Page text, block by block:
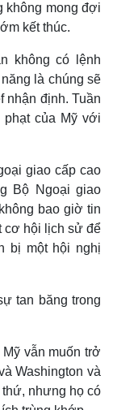
không mong đợi
kết thúc.
không có lệnh
là chúng sẽ
nhận định. Tuần
của Mỹ với
giao cấp cao
Bộ Ngoại giao
bao giờ tin
cơ hội lịch sử để
bị một hội nghị
tan băng trong
vẫn muốn trở
Washington và
nhưng họ có